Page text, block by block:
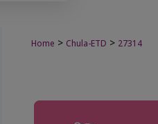
Home > Chula-ETD > 27314